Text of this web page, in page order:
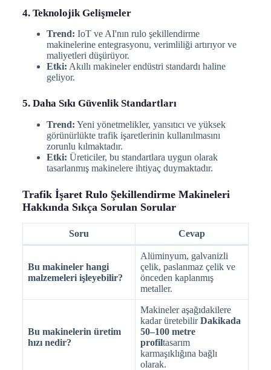
4. Teknolojik Gelişmeler
Trend: IoT ve AI'nın rulo şekillendirme
makinelerine entegrasyonu, verimliliği artırıyor ve
maliyetleri düşürüyor.
Etki: Akıllı makineler endüstri standardı haline
geliyor.
5. Daha Sıkı Güvenlik Standartları
Trend: Yeni yönetmelikler, yansıtıcı ve yüksek
görünürlükte trafik işaretlerinin kullanılmasını
zorunlu kılmaktadır.
Etki: Üreticiler, bu standartlara uygun olarak
tasarlanmış makinelere ihtiyaç duymaktadır.
Trafik İşaret Rulo Şekillendirme Makineleri
Hakkında Sıkça Sorulan Sorular
Soru Cevap
Bu makineler hangi
malzemeleri işleyebilir?
Alüminyum, galvanizli
çelik, paslanmaz çelik ve
önceden kaplanmış
metaller.
Bu makinelerin üretim
hızı nedir?
Makineler aşağıdakilere
kadar üretebilirDakikada
50–100 metre
profiltasarım
karmaşıklığına bağlı
olarak.